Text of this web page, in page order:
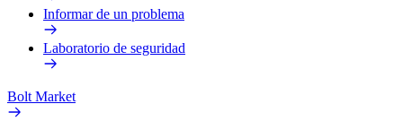
Informar de un problema
Laboratorio de seguridad
Bolt Market